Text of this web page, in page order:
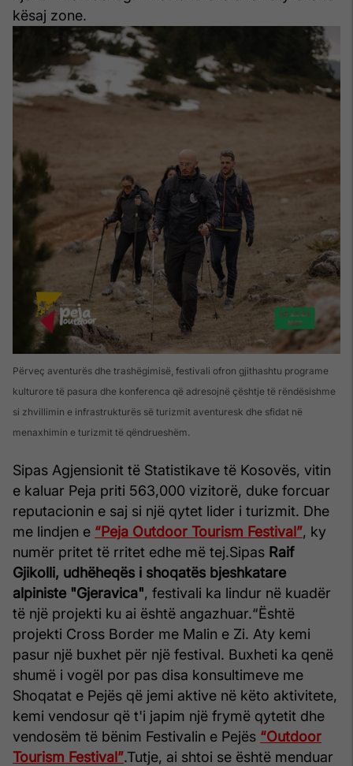
kësaj zone.
Përveç aventurës dhe trashëgimisë, festivali ofron gjithashtu programe
kulturore të pasura dhe konferenca që adresojnë çështje të rëndësishme
si zhvillimin e infrastrukturës së turizmit aventuresk dhe sfidat në
menaxhimin e turizmit të qëndrueshëm.
Sipas Agjensionit të Statistikave të Kosovës, vitin
e kaluar Peja priti 563,000 vizitorë, duke forcuar
reputacionin e saj si një qytet lider i turizmit. Dhe
me lindjen e “Peja Outdoor Tourism Festival”, ky
numër pritet të rritet edhe më tej.Sipas Raif
Gjikolli, udhëheqës i shoqatës bjeshkatare
alpiniste "Gjeravica", festivali ka lindur në kuadër
të një projekti ku ai është angazhuar.“Është
projekti Cross Border me Malin e Zi. Aty kemi
pasur një buxhet për një festival. Buxheti ka qenë
shumë i vogël por pas disa konsultimeve me
Shoqatat e Pejës që jemi aktive në këto aktivitete,
kemi vendosur që t'i japim një frymë qytetit dhe
vendosëm të bënim Festivalin e Pejës “Outdoor
Tourism Festival”.Tutje, ai shtoi se është menduar